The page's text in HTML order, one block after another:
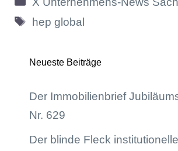
Schlagwörter
hep global
Neueste Beiträge
Der Immobilienbrief
Nr. 629
Der blinde Fleck